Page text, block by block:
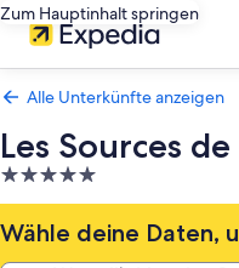
Zum Hauptinhalt springen
Alle Unterkünfte anzeigen
Les Sources
5.0-
Sterne-
Unterkunft
Wähle deine Daten,